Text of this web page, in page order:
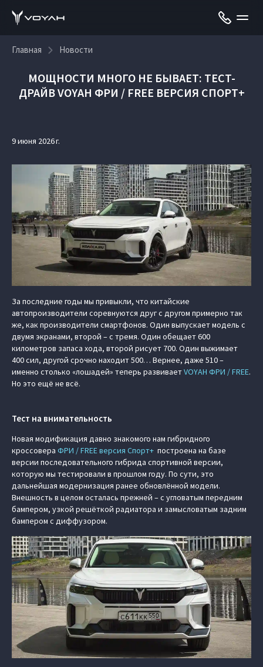
Главная Новости
МОЩНОСТИ МНОГО НЕ БЫВАЕТ: ТЕСТ-
ДРАЙВ VOYAH ФРИ / FREE ВЕРСИЯ СПОРТ+
9 июня 2026 г.
За последние годы мы привыкли, что китайские
автопроизводители соревнуются друг с другом примерно так
же, как производители смартфонов. Один выпускает модель с
двумя экранами, второй – с тремя. Один обещает 600
километров запаса хода, второй рисует 700. Один выжимает
400 сил, другой срочно находит 500… Вернее, даже 510 –
именно столько «лошадей» теперь развиваетVOYAH ФРИ / FREE.
Но это ещё не всё.
Тест на внимательность
Новая модификация давно знакомого нам гибридного
кроссовера ФРИ / FREE версия Спорт+ построена на базе
версии последовательного гибрида спортивной версии,
которую мы тестировали в прошлом году. По сути, это
дальнейшая модернизация ранее обновлённой модели.
Внешность в целом осталась прежней – с угловатым передним
бампером, узкой решёткой радиатора и замысловатым задним
бампером с диффузором.